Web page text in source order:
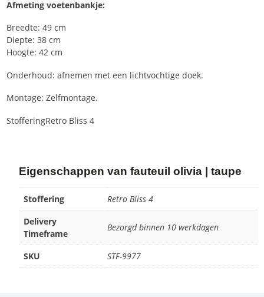
Afmeting voetenbankje:
Breedte: 49 cm
Diepte: 38 cm
Hoogte: 42 cm
Onderhoud: afnemen met een lichtvochtige doek.
Montage: Zelfmontage.
StofferingRetro Bliss 4
Eigenschappen van fauteuil olivia | taupe
Stoffering
Retro Bliss 4
Delivery
Timeframe
Bezorgd binnen 10 werkdagen
SKU STF-9977